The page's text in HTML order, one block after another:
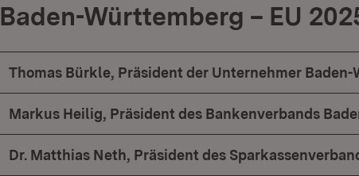
Baden-Württemberg – EU
Thomas Bürkle, Präsident der Unternehmer
Markus Heilig, Präsident des Bankenverbands
Dr. Matthias Neth, Präsident des